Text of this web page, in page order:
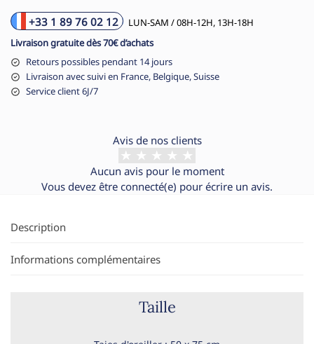
+33 1 89 76 02 12
LUN-SAM / 08H-12H, 13H-18H
Livraison gratuite dès 70€ d’achats
Retours possibles pendant 14 jours
Livraison avec suivi en France, Belgique, Suisse
Service client 6J/7
Avis de nos clients
Aucun avis pour le moment
Vous devez être connecté(e) pour écrire un avis.
Description
Informations complémentaires
Taille